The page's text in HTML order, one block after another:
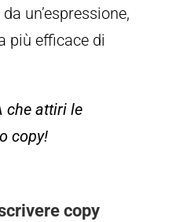
un’espressione,
più efficace di
che attiri le
copy!
copy